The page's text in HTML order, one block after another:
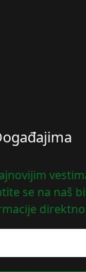
se na naš